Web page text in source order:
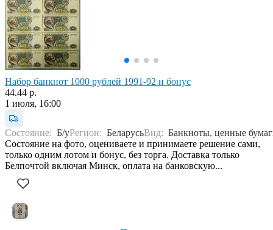
Набор банкнот 1000 рублей 1991-92 и бонус
44.44 р.
1 июля, 16:00
Состояние: Б/уРегион: БеларусьВид: Банкноты, ценные
Состояние на фото, оцениваете и принимаете решение сами,
только одним лотом и бонус, без торга. Доставка только
Белпочтой включая Минск, оплата на банковскую...